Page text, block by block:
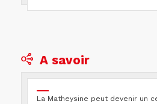
A savoir
La Matheysine peut devenir un